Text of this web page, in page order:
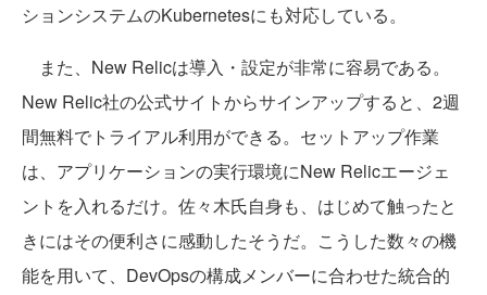
ションシステムのKubernetesにも対応している。
また、New Relicは導入・設定が非常に容易である。
New Relic社の公式サイトからサインアップすると、2週
間無料でトライアル利用ができる。セットアップ作業
は、アプリケーションの実行環境にNew Relicエージェ
ントを入れるだけ。佐々木氏自身も、はじめて触ったと
きにはその便利さに感動したそうだ。こうした数々の機
能を用いて、DevOpsの構成メンバーに合わせた統合的